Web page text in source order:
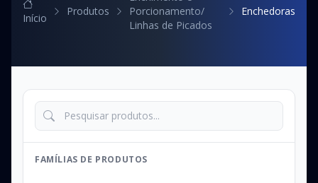
Início
Produtos
Porcionamento/
Linhas de Picados
Enchedoras
FAMÍLIAS DE PRODUTOS